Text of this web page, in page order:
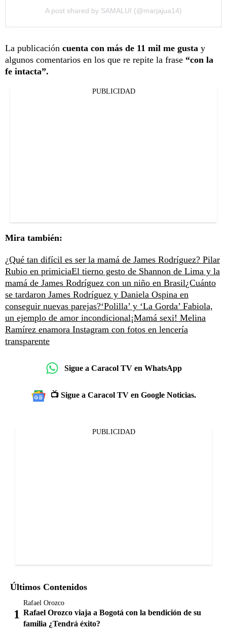
A post shared by SAMALUI (@marjajua14)
La publicación cuenta con más de 11 mil me gusta y
algunos comentarios en los que re repite la frase “con la
fe intacta”.
PUBLICIDAD
Mira también:
¿Qué tan difícil es ser la mamá de James Rodríguez? Pilar
Rubio en primiciaEl tierno gesto de Shannon de Lima y la
mamá de James Rodríguez con un niño en Brasil¿Cuánto
se tardaron James Rodríguez y Daniela Ospina en
conseguir nuevas parejas?‘Polilla’ y ‘La Gorda’ Fabiola,
un ejemplo de amor incondicional¡Mamá sexi! Melina
Ramírez enamora Instagram con fotos en lencería
transparente
Sigue a Caracol TV en WhatsApp
📺 Sigue a Caracol TV en Google Noticias.
PUBLICIDAD
Últimos Contenidos
Rafael Orozco
Rafael Orozco viaja a Bogotá con la bendición de su
familia ¿Tendrá éxito?